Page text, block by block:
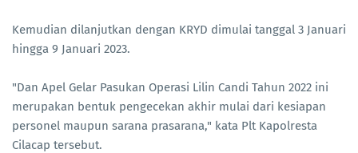
Kemudian dilanjutkan dengan KRYD dimulai tanggal 3 Januari
hingga 9 Januari 2023.
"Dan Apel Gelar Pasukan Operasi Lilin Candi Tahun 2022 ini
merupakan bentuk pengecekan akhir mulai dari kesiapan
personel maupun sarana prasarana," kata Plt Kapolresta
Cilacap tersebut.